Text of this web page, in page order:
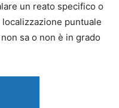
un reato specifico o
puntuale
sa o non è in grado